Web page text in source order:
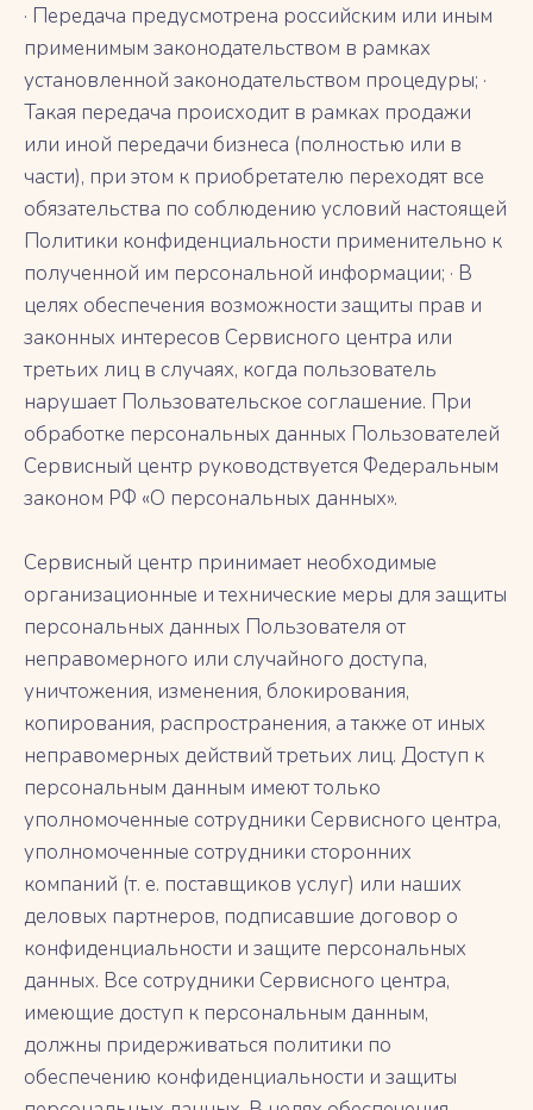
· Передача предусмотрена российским или иным
применимым законодательством в рамках
установленной законодательством процедуры; ·
Такая передача происходит в рамках продажи
или иной передачи бизнеса (полностью или в
части), при этом к приобретателю переходят все
обязательства по соблюдению условий настоящей
Политики конфиденциальности применительно к
полученной им персональной информации; · В
целях обеспечения возможности защиты прав и
законных интересов Сервисного центра или
третьих лиц в случаях, когда пользователь
нарушает Пользовательское соглашение. При
обработке персональных данных Пользователей
Сервисный центр руководствуется Федеральным
законом РФ «О персональных данных».
Сервисный центр принимает необходимые
организационные и технические меры для защиты
персональных данных Пользователя от
неправомерного или случайного доступа,
уничтожения, изменения, блокирования,
копирования, распространения, а также от иных
неправомерных действий третьих лиц. Доступ к
персональным данным имеют только
уполномоченные сотрудники Сервисного центра,
уполномоченные сотрудники сторонних
компаний (т. е. поставщиков услуг) или наших
деловых партнеров, подписавшие договор о
конфиденциальности и защите персональных
данных. Все сотрудники Сервисного центра,
имеющие доступ к персональным данным,
должны придерживаться политики по
обеспечению конфиденциальности и защиты